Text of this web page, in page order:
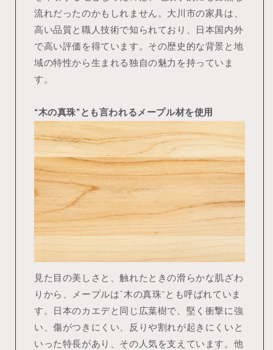
流れだったのかもしれません。大川市の家具は、
高い品質と職人技術で知られており、日本国内外
で高い評価を得ています。その歴史的な背景と地
域の特性から生まれる独自の魅力を持っていま
す。
“木の真珠”とも言われるメープル材を使用
見た目の美しさと、触れたときの滑らかな肌ざわ
りから、メープルは“木の真珠”とも呼ばれていま
す。日本のカエデと同じ広葉樹で、堅く衝撃に強
い、傷がつきにくい、反りや割れが起きにくいと
いった特長があり、その人気を支えています。他